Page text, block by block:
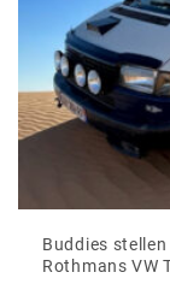
Buddies
Rothmans VW